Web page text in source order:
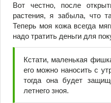
Вот честно, после
растения, я забыла, что
Теперь моя кожа всегда
надо тратить деньги для
Кстати, маленькая
его можно наносить с
тогда она будет
летнего зноя.